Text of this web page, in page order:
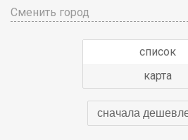
Сменить город
список
карта
сначала